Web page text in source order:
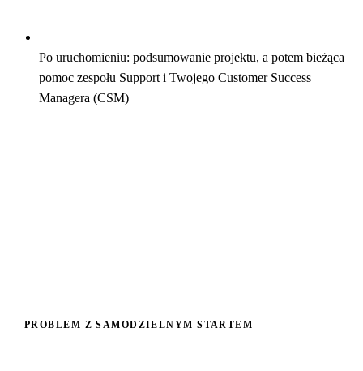
Po uruchomieniu: podsumowanie projektu, a potem bieżąca
pomoc zespołu Support i Twojego Customer Success
Managera (CSM)
PROBLEM Z SAMODZIELNYM STARTEM